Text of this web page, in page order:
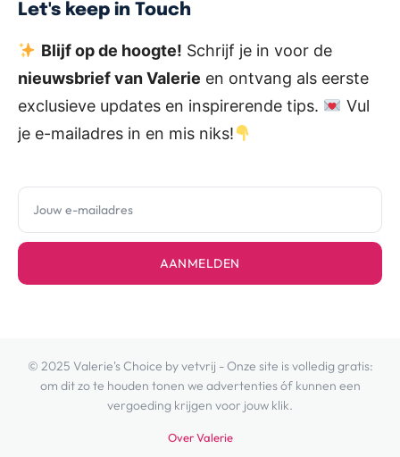
Let's keep in Touch
Blijf op de hoogte! Schrijf je in voor de
nieuwsbrief van Valerie en ontvang als eerste
exclusieve updates en inspirerende tips.
Vul
je e-mailadres in en mis niks!
AANMELDEN
© 2025 Valerie's Choice by vetvrij - Onze site is volledig gratis:
om dit zo te houden tonen we advertenties óf kunnen een
vergoeding krijgen voor jouw klik.
Over Valerie